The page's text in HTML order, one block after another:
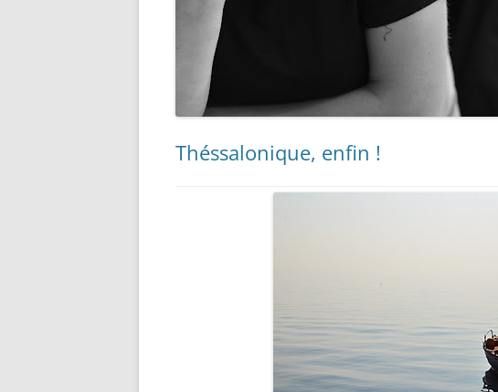
Théssalonique, enfin !